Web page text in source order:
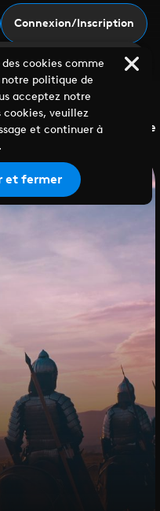
Connexion/Inscription
Labels Genre
cookies comme
politique de
acceptez notre
veuillez
et continuer à
et fermer